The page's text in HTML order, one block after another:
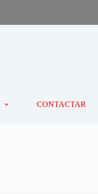
CONTACTAR